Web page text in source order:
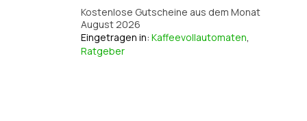
Kostenlose Gutscheine aus dem Monat
August 2026
Eingetragen in: Kaffeevollautomaten,
Ratgeber